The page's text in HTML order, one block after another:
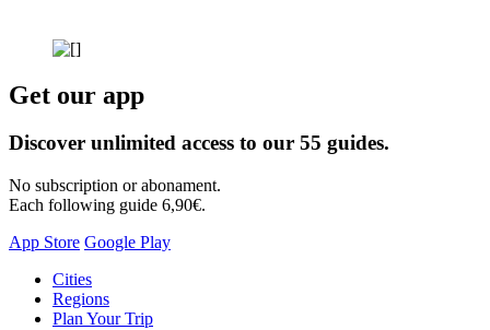
Get our app
Discover unlimited access to our 55 guides.
No subscription or abonament.
Each following guide 6,90€.
App Store Google Play
Skip
content
Cities
Regions
Plan Your Trip